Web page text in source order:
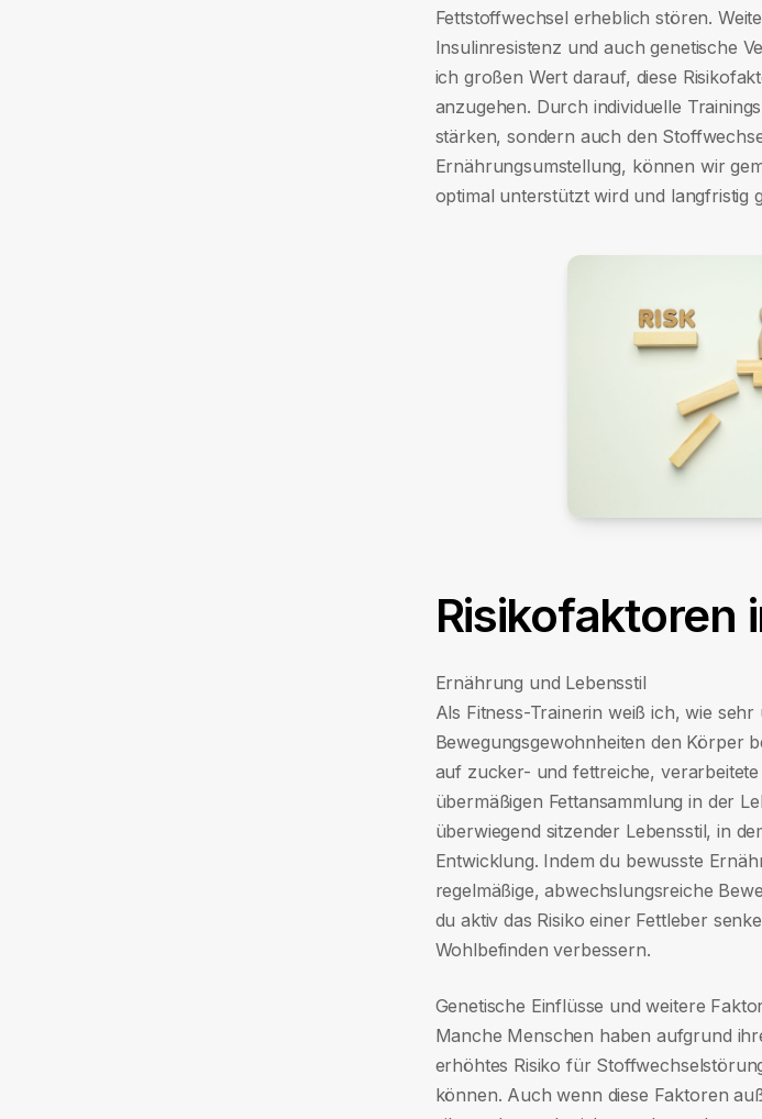
Fettstoffwechsel erheblich stören.
Insulinresistenz und auch genetische
ich großen Wert darauf, diese
anzugehen. Durch individuelle
stärken, sondern auch den
Ernährungsumstellung, können wir
optimal unterstützt wird und langfristig
Risikofaktoren
Ernährung und Lebensstil
Als Fitness-Trainerin weiß ich, wie
Bewegungsgewohnheiten den Körper
auf zucker- und fettreiche,
übermäßigen Fettansammlung in der
überwiegend sitzender Lebensstil, in
Entwicklung. Indem du bewusste
regelmäßige, abwechslungsreiche
du aktiv das Risiko einer Fettleber
Wohlbefinden verbessern.
Genetische Einflüsse und weitere
Manche Menschen haben aufgrund
erhöhtes Risiko für
können. Auch wenn diese Faktoren